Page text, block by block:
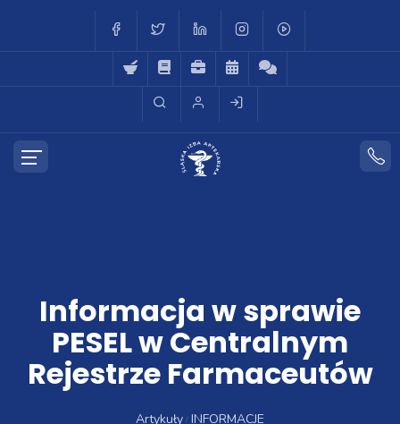
Informacja w sprawie
PESEL w Centralnym
Rejestrze Farmaceutów
Artykuły INFORMACJE